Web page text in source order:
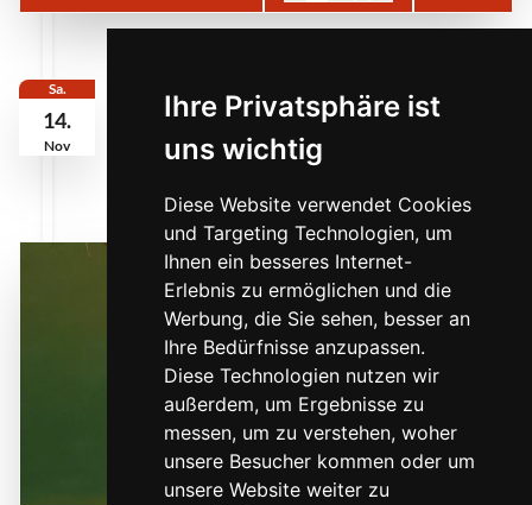
Ihre Privatsphäre ist
uns wichtig
Diese Website verwendet Cookies
und Targeting Technologien, um
Ihnen ein besseres Internet-
Erlebnis zu ermöglichen und die
Werbung, die Sie sehen, besser an
Ihre Bedürfnisse anzupassen.
Diese Technologien nutzen wir
außerdem, um Ergebnisse zu
messen, um zu verstehen, woher
unsere Besucher kommen oder um
unsere Website weiter zu
Sa.
14.
Nov